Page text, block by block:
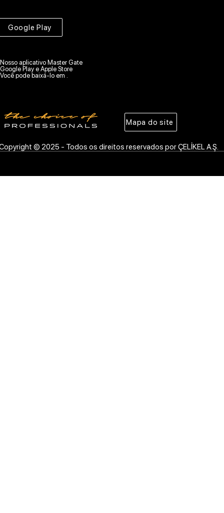
Google Play
Nosso aplicativo Master Gate
Google Play e Apple Store
Você pode baixá-lo em .
Mapa do site
© 2025 - Todos os direitos reservados por ÇELİKEL A.Ş.